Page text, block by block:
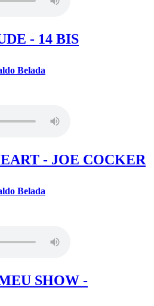
- 14 BIS
Belada
- JOE COCKER
Belada
SHOW -